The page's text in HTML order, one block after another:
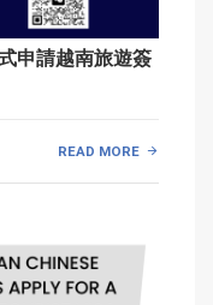
申請越南旅遊簽
READ MORE